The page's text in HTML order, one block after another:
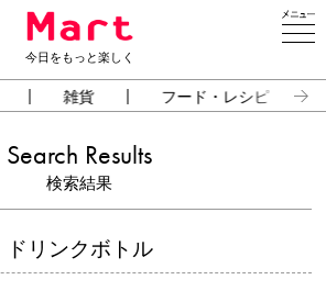
今日をもっと楽しく
雑貨 フード・レシピ
Search Results
検索結果
ドリンクボトル